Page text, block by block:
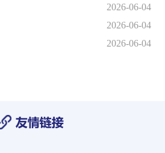
2026-06-04
2026-06-04
2026-06-04